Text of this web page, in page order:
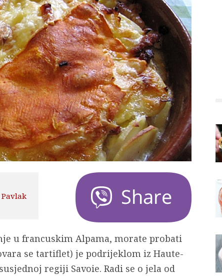
u francuskim Alpama, morate probati
se tartiflet) je podrijeklom iz Haute-
regiji Savoie. Radi se o jela od